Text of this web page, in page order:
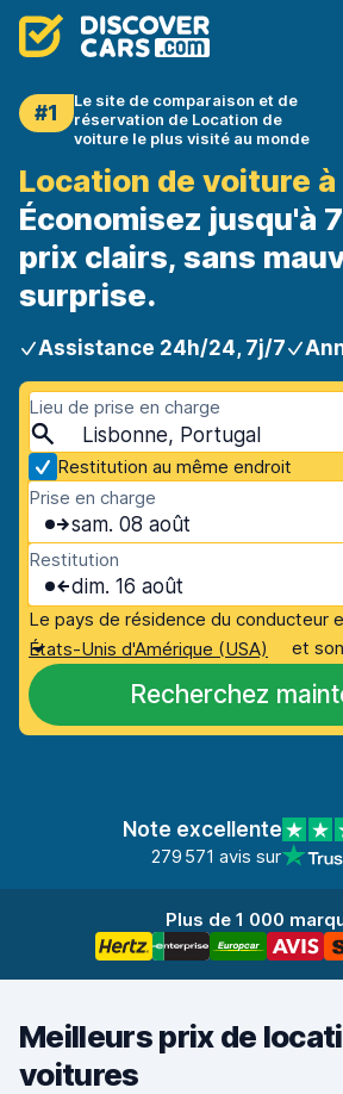
#1
Le site de comparaison et de
réservation de Location de
voiture le plus visité au monde
Location de voiture
Économisez jusqu'à
prix clairs, sans
surprise.
Assistance 24h/24, 7j/7
Lieu de prise en charge
Lisbonne, Portugal
Restitution au même endroit
Prise en charge
sam. 08 août
Restitution
dim. 16 août
Le pays de résidence du conducteur
États-Unis d'Amérique (USA)
et
Recherchez
Note excellente
279 571 avis sur
Plus de 1 000
Meilleurs prix de
voitures